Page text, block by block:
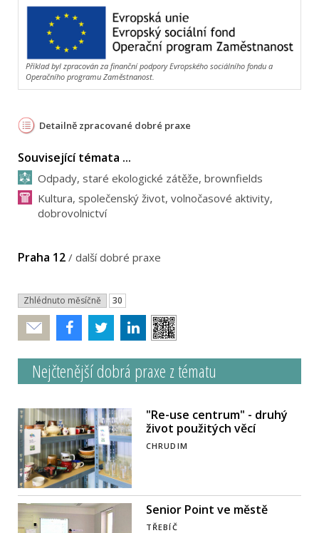
Příklad byl zpracován za finanční podpory Evropského sociálního fondu a
Operačního programu Zaměstnanost.
Detailně zpracované dobré praxe
Související témata ...
Odpady, staré ekologické zátěže, brownfields
Kultura, společenský život, volnočasové aktivity,
dobrovolnictví
Praha 12 / další dobré praxe
Zhlédnuto měsíčně 30
Poslat
Nejčtenější dobrá praxe z tématu
"Re-use centrum" - druhý
život použitých věcí
CHRUDIM
Senior Point ve městě
TŘEBÍČ